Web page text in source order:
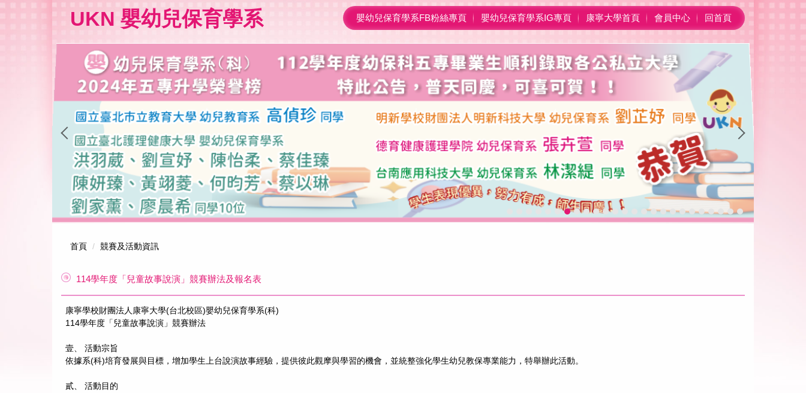
UKN 嬰幼兒保育學系 嬰幼兒保育學系FB粉絲專頁 嬰幼兒保育學系IG專頁 康寧大學首頁 會員中心 回首頁
首頁 競賽及活動資訊
114學年度「兒童故事說演」競賽辦法及報名表
康寧學校財團法人康寧大學(台北校區)嬰幼兒保育學系(科)
114學年度「兒童故事說演」競賽辦法
壹、 活動宗旨
依據系(科)培育發展與目標，增加學生上台說演故事經驗，提供彼此觀摩與學習的機會，並統整強化學生幼兒教保專業能力，特舉辦此活動。
貳、 活動目的